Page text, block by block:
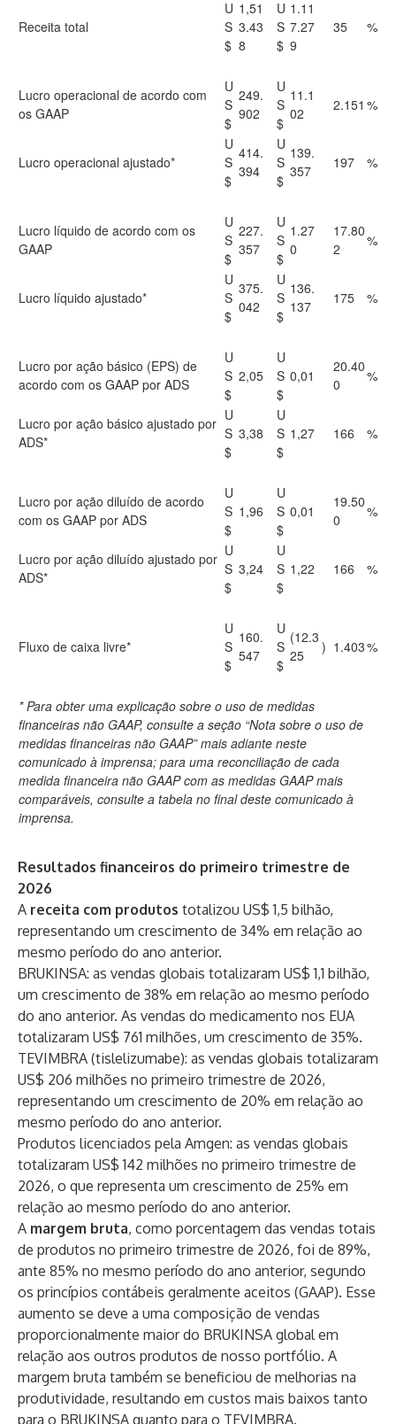
Receita total
U
S
$
1,51
3.43
8
U
S
$
1.11
7.27
9
35 %
Lucro operacional de acordo com
os GAAP
U
S
$
249.
902
U
S
$
11.1
02
2.151 %
Lucro operacional ajustado*
U
S
$
414.
394
U
S
$
139.
357
197 %
Lucro líquido de acordo com os
GAAP
U
S
$
227.
357
U
S
$
1.27
0
17.80
2
%
Lucro líquido ajustado*
U
S
$
375.
042
U
S
$
136.
137
175 %
Lucro por ação básico (EPS) de
acordo com os GAAP por ADS
U
S
$
2,05
U
S
$
0,01
20.40
0
%
Lucro por ação básico ajustado por
ADS*
U
S
$
3,38
U
S
$
1,27 166 %
Lucro por ação diluído de acordo
com os GAAP por ADS
U
S
$
1,96
U
S
$
0,01
19.50
0
%
Lucro por ação diluído ajustado por
ADS*
U
S
$
3,24
U
S
$
1,22 166 %
Fluxo de caixa livre*
U
S
$
160.
547
U
S
$
(12.3
25
) 1.403%
* Para obter uma explicação sobre o uso de medidas
financeiras não GAAP, consulte a seção “Nota sobre o uso de
medidas financeiras não GAAP” mais adiante neste
comunicado à imprensa; para uma reconciliação de cada
medida financeira não GAAP com as medidas GAAP mais
comparáveis, consulte a tabela no final deste comunicado à
imprensa.
Resultados financeiros do primeiro trimestre de
2026
A receita com produtos totalizou US$ 1,5 bilhão,
representando um crescimento de 34% em relação ao
mesmo período do ano anterior.
BRUKINSA: as vendas globais totalizaram US$ 1,1 bilhão,
um crescimento de 38% em relação ao mesmo período
do ano anterior. As vendas do medicamento nos EUA
totalizaram US$ 761 milhões, um crescimento de 35%.
TEVIMBRA (tislelizumabe): as vendas globais totalizaram
US$ 206 milhões no primeiro trimestre de 2026,
representando um crescimento de 20% em relação ao
mesmo período do ano anterior.
Produtos licenciados pela Amgen: as vendas globais
totalizaram US$ 142 milhões no primeiro trimestre de
2026, o que representa um crescimento de 25% em
relação ao mesmo período do ano anterior.
A margem bruta, como porcentagem das vendas totais
de produtos no primeiro trimestre de 2026, foi de 89%,
ante 85% no mesmo período do ano anterior, segundo
os princípios contábeis geralmente aceitos (GAAP). Esse
aumento se deve a uma composição de vendas
proporcionalmente maior do BRUKINSA global em
relação aos outros produtos de nosso portfólio. A
margem bruta também se beneficiou de melhorias na
produtividade, resultando em custos mais baixos tanto
para o BRUKINSA quanto para o TEVIMBRA.